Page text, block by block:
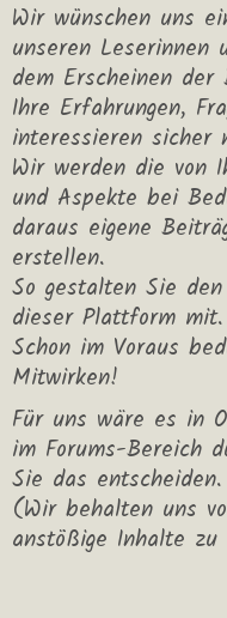
Wir wünschen uns
unseren
dem Erscheinen
Ihre Erfahrungen,
interessieren sicher
Wir werden die von
und Aspekte bei
daraus eigene
erstellen.
So gestalten Sie
dieser Plattform mit.
Schon im Voraus
Mitwirken!
Für uns wäre es in
im Forums-Bereich
Sie das entscheiden.
(Wir behalten uns
anstößige Inhalte